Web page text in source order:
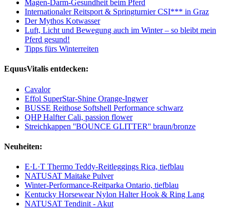
Magen-Darm-Gesundheit beim Pferd
Internationaler Reitsport & Springturnier CSI*** in Graz
Der Mythos Kotwasser
Luft, Licht und Bewegung auch im Winter – so bleibt mein
Pferd gesund!
Tipps fürs Winterreiten
EquusVitalis entdecken:
Cavalor
Effol SuperStar-Shine Orange-Ingwer
BUSSE Reithose Softshell Performance schwarz
QHP Halfter Cali, passion flower
Streichkappen ''BOUNCE GLITTER'' braun/bronze
Neuheiten:
E·L·T Thermo Teddy-Reitleggings Rica, tiefblau
NATUSAT Maitake Pulver
Winter-Performance-Reitparka Ontario, tiefblau
Kentucky Horsewear Nylon Halter Hook & Ring Lang
NATUSAT Tendinit - Akut